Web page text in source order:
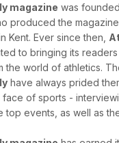
magazine was
produced the
Kent. Ever since then,
to bringing its
the world of athletics.
have always prided
of sports -
top events, as well as